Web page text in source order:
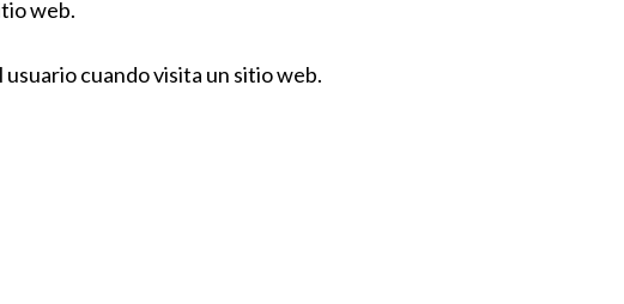
web.
cuando visita un sitio web.